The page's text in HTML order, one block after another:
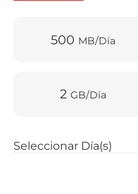
500 MB/Día
2GB/Día
Seleccionar Día(s)